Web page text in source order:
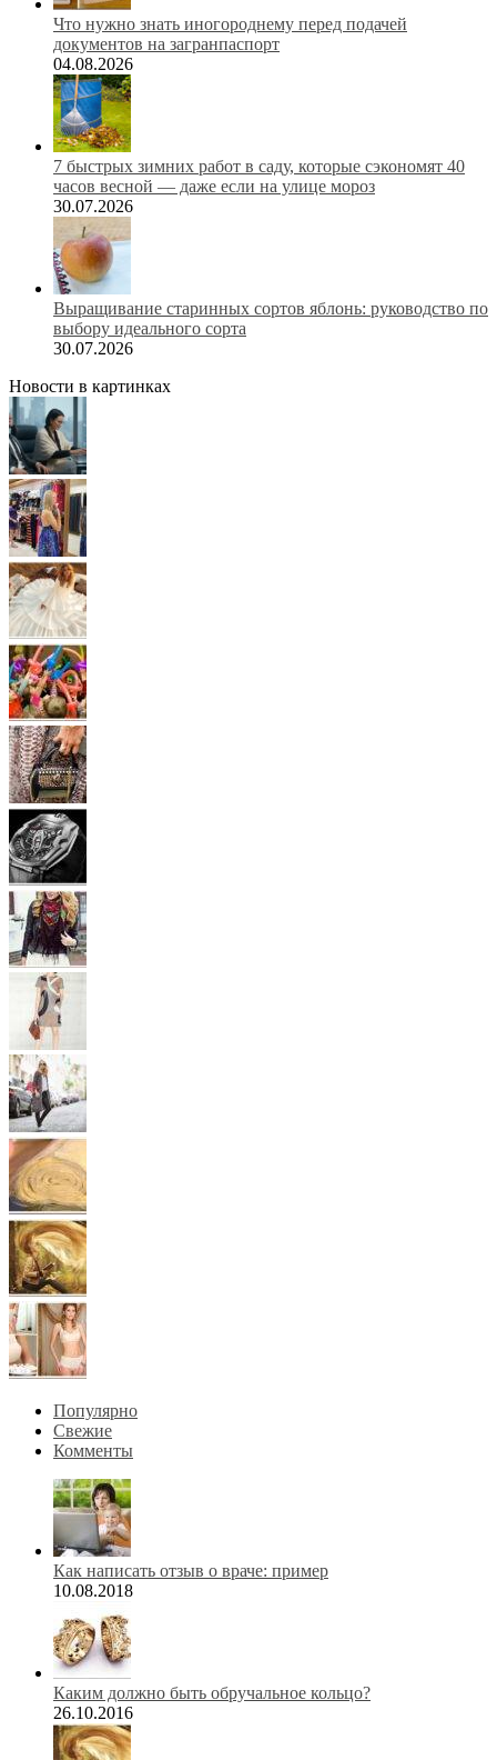
Что нужно знать иногороднему перед подачей
документов на загранпаспорт
04.08.2026
7 быстрых зимних работ в саду, которые сэкономят 40
часов весной — даже если на улице мороз
30.07.2026
Выращивание старинных сортов яблонь: руководство по
выбору идеального сорта
30.07.2026
Новости в картинках
Популярно
Свежие
Комменты
Как написать отзыв о враче: пример
10.08.2018
Каким должно быть обручальное кольцо?
26.10.2016